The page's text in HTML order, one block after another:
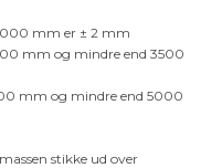
mm er ± 2 mm
mm og mindre end 3500
mm og mindre end 5000
stikke ud over